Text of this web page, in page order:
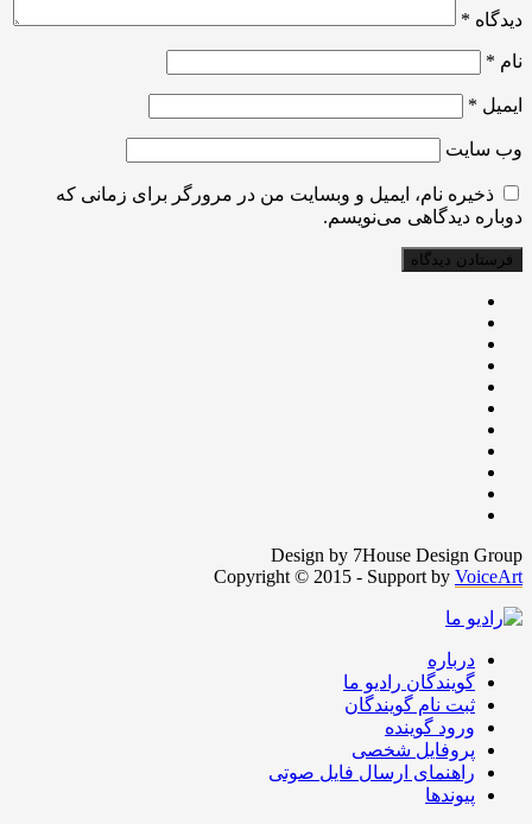
دیدگاه *
نام *
ایمیل *
وب‌ سایت
ذخیره نام، ایمیل و وبسایت من در مرورگر برای زمانی که
دوباره دیدگاهی می‌نویسم.
Design by 7House Design Group
Copyright © 2015 - Support by VoiceArt
درباره
گویندگان رادیو ما
ثبت نام گویندگان
ورود گوینده
پروفایل شخصی
راهنمای ارسال فایل صوتی
پیوندها